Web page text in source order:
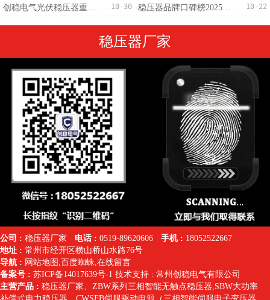
创稳电气光伏稳压器重磅发布：300V-460V宽幅输入，±1%稳压精度适配全场景 10-30 稳压器品牌口碑榜2025最新 10-22
稳压器厂家
公司 : 稳压器厂家 电话 : 0519-89620606 手机 : 18052522667
地址 : 常州市经开区横山桥山水路76号
导航 : 网站地图 百度蜘蛛 在线留言
备案号 : 苏ICP备14017639号-1 技术支持 : 常州创稳电气有限公司
主营产品 : 稳压器厂家 ZBW系列三相智能无触点稳压器 ,SBW大功率